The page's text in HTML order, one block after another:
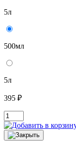
5л
500мл
5л
395 ₽